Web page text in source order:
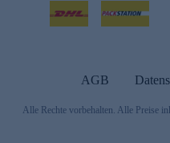
AGB
Alle Rechte vorbehalten. Alle Preise